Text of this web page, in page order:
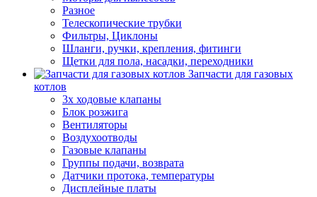
Разное
Телескопические трубки
Фильтры, Циклоны
Шланги, ручки, крепления, фитинги
Щетки для пола, насадки, переходники
Запчасти для газовых
котлов
3х ходовые клапаны
Блок розжига
Вентиляторы
Воздухоотводы
Газовые клапаны
Группы подачи, возврата
Датчики протока, температуры
Дисплейные платы